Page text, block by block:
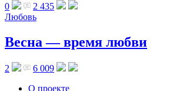
0
2 435
Любовь
Весна — время любви
2
6 009
О проекте